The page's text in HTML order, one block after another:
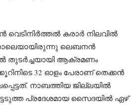
കരാര്‍ നിലവില്‍
ലെബനന്‍
തുടര്‍ച്ചയായി ആക്രമണം
32 ഓളം പേരാണ് തെക്കന്‍
നാബത്തിയ ജില്ലയില്‍
പ്രദേശമായ സൈദയില്‍ ഏഴ്